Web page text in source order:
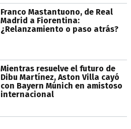
Franco Mastantuono, de Real
Madrid a Fiorentina:
¿Relanzamiento o paso atrás?
Mientras resuelve el futuro de
Dibu Martínez, Aston Villa cayó
con Bayern Múnich en amistoso
internacional